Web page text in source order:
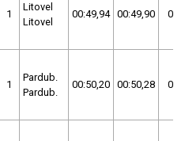
1
Litovel
Litovel
00:49,94 00:49,90
1
Pardub.
Pardub.
00:50,20 00:50,28